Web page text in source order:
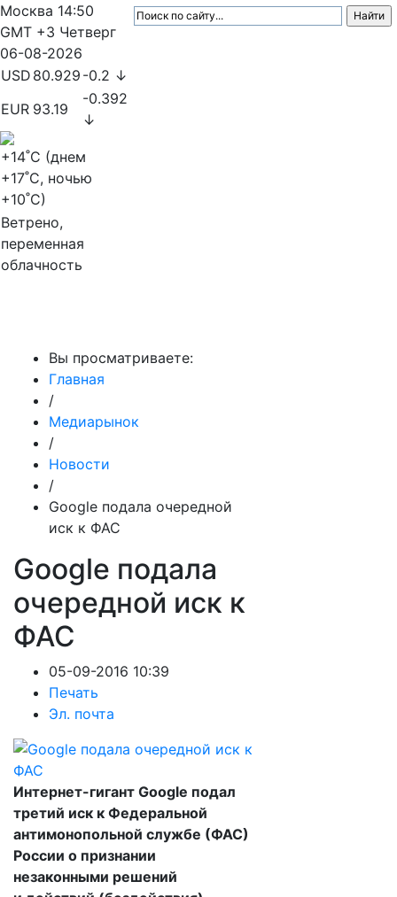
Москва 14:50
GMT +3 Четверг
06-08-2026
USD 80.929 -0.2 ↓
EUR 93.19
-0.392
↓
+14˚C (днем
+17˚C, ночью
+10˚C)
Ветрено,
переменная
облачность
Вы просматриваете:
Главная
/
Медиарынок
/
Новости
/
Google подала очередной
иск к ФАС
Google подала
очередной иск к
ФАС
05-09-2016 10:39
Печать
Эл. почта
Интернет-гигант Google подал
третий иск к Федеральной
антимонопольной службе (ФАС)
России о признании
незаконными решений